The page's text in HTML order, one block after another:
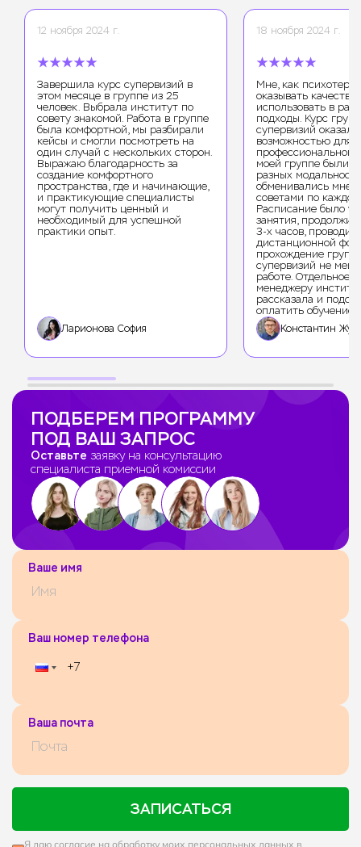
12 ноября 2024 г.
Завершила курс супервизий в
этом месяце в группе из 25
человек. Выбрала институт по
совету знакомой. Работа в группе
была комфортной, мы разбирали
кейсы и смогли посмотреть на
один случай с нескольких сторон.
Выражаю благодарность за
создание комфортного
пространства, где и начинающие,
и практикующие специалисты
могут получить ценный и
необходимый для успешной
практики опыт.
Ларионова София
18 ноября 2024 г.
Мне, как
оказывать
использовать в
подходы. Курс
супервизий
возможностью для
профессионального
моей группе были
разных
обменивались
советами по
Расписание было
занятия,
3-х часов,
дистанционной
прохождение
супервизий не
работе. Отдельное
менеджеру
рассказала и
оплатить обучение.
Константин
ПОДБЕРЕМ ПРОГРАММУ
ПОД ВАШ ЗАПРОС
Оставьте заявку на консультацию
специалиста приемной комиссии
Ваше имя
Ваш номер телефона
Ваша почта
ЗАПИСАТЬСЯ
Я даю согласие на обработку моих персональных данных в